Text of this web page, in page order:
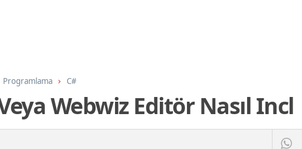
Programlama C#
Webwiz Editör Nasıl Incl